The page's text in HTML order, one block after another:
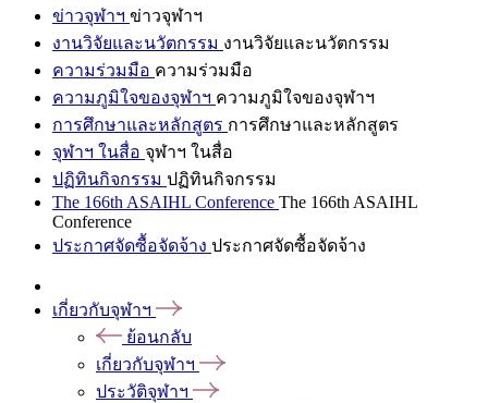
ข่าวจุฬาฯ ข่าวจุฬาฯ
งานวิจัยและนวัตกรรม งานวิจัยและนวัตกรรม
ความร่วมมือ ความร่วมมือ
ความภูมิใจของจุฬาฯ ความภูมิใจของจุฬาฯ
การศึกษาและหลักสูตร การศึกษาและหลักสูตร
จุฬาฯ ในสื่อ จุฬาฯ ในสื่อ
ปฏิทินกิจกรรม ปฏิทินกิจกรรม
The 166th ASAIHL Conference The 166th ASAIHL
Conference
ประกาศจัดซื้อจัดจ้าง ประกาศจัดซื้อจัดจ้าง
เกี่ยวกับจุฬาฯ
ย้อนกลับ
เกี่ยวกับจุฬาฯ
ประวัติจุฬาฯ